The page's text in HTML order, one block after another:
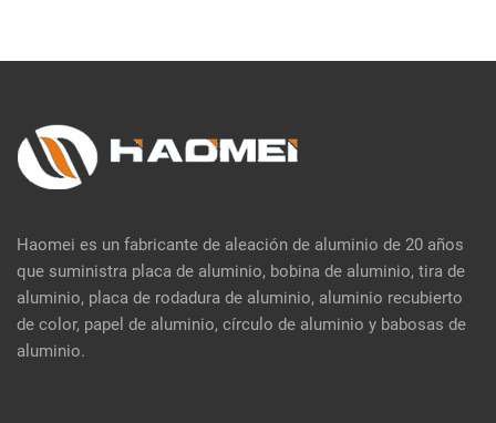
Haomei es un fabricante de aleación de aluminio de 20 años
que suministra placa de aluminio, bobina de aluminio, tira de
aluminio, placa de rodadura de aluminio, aluminio recubierto
de color, papel de aluminio, círculo de aluminio y babosas de
aluminio.